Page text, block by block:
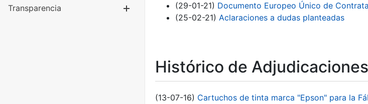
Transparencia Mostrar/Ocultar
(29-01-21) Documento Europeo Único de
(25-02-21) Aclaraciones a dudas planteadas
Histórico de Adjudicaciones
(13-07-16) Cartuchos de tinta marca "Epson" para la